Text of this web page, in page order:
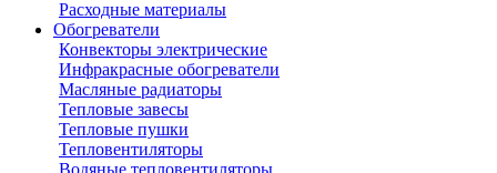
Расходные материалы
Обогреватели
Конвекторы электрические
Инфракрасные обогреватели
Масляные радиаторы
Тепловые завесы
Тепловые пушки
Тепловентиляторы
Водяные тепловентиляторы